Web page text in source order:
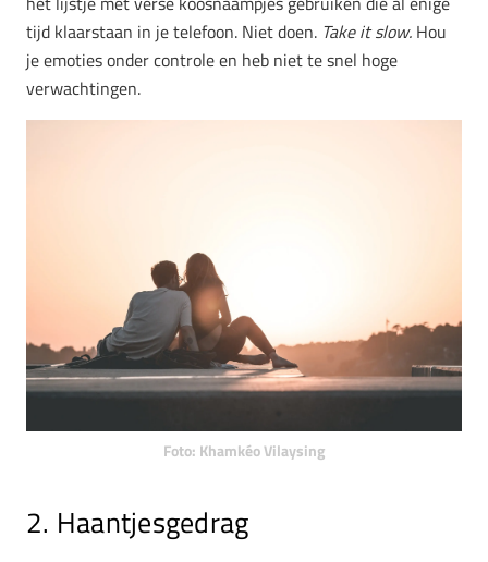
tijd klaarstaan in je telefoon. Niet doen. Take it slow. Hou
je emoties onder controle en heb niet te snel hoge
verwachtingen.
Foto: Khamkéo Vilaysing
2. Haantjesgedrag